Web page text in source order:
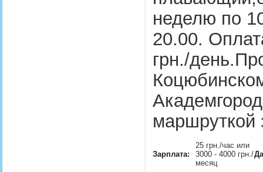
неделю по
20.00.
грн./
Зарплата:
25 грн./час или
3000 - 4000 грн./
месяц